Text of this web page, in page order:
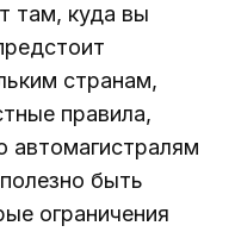
там, куда вы
странам,
правила,
автомагистралям
быть
ограничения